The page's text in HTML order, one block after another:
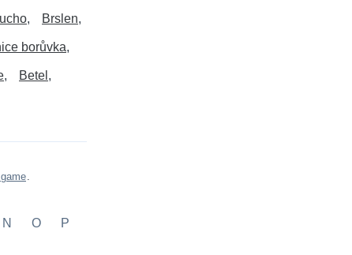
Brslen
borůvka
Betel
.
N O P